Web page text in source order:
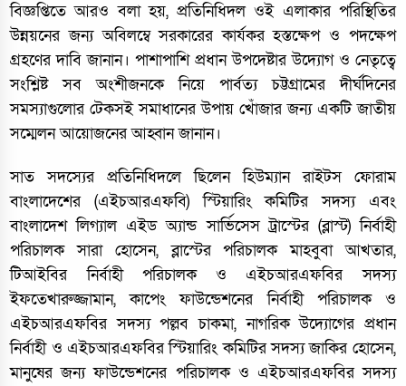
বিজ্ঞপ্তিতে আরও বলা হয়, প্রতিনিধিদল ওই এলাকার পরিস্থিতির
উন্নয়নের জন্য অবিলম্বে সরকারের কার্যকর হস্তক্ষেপ ও পদক্ষেপ
গ্রহণের দাবি জানান। পাশাপাশি প্রধান উপদেষ্টার উদ্যোগ ও নেতৃত্বে
সংশ্লিষ্ট সব অংশীজনকে নিয়ে পার্বত্য চট্টগ্রামের দীর্ঘদিনের
সমস্যাগুলোর টেকসই সমাধানের উপায় খোঁজার জন্য একটি জাতীয়
সম্মেলন আয়োজনের আহ্বান জানান।
সাত সদস্যের প্রতিনিধিদলে ছিলেন হিউম্যান রাইটস ফোরাম
বাংলাদেশের (এইচআরএফবি) স্টিয়ারিং কমিটির সদস্য এবং
বাংলাদেশ লিগ্যাল এইড অ্যান্ড সার্ভিসেস ট্রাস্টের (ব্লাস্ট) নির্বাহী
পরিচালক সারা হোসেন, ব্লাস্টের পরিচালক মাহবুবা আখতার,
টিআইবির নির্বাহী পরিচালক ও এইচআরএফবির সদস্য
ইফতেখারুজ্জামান, কাপেং ফাউন্ডেশনের নির্বাহী পরিচালক ও
এইচআরএফবির সদস্য পল্লব চাকমা, নাগরিক উদ্যোগের প্রধান
নির্বাহী ও এইচআরএফবির স্টিয়ারিং কমিটির সদস্য জাকির হোসেন,
মানুষের জন্য ফাউন্ডেশনের পরিচালক ও এইচআরএফবির সদস্য